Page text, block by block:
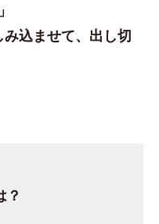
み込ませて、出し切
？